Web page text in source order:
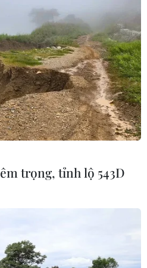
tham gia
cơ sở giỏi
hoạt
quyền nhân
thừa
trẻ
trọng, tỉnh lộ 543D